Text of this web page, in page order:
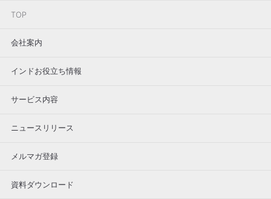
TOP
会社案内
インドお役立ち情報
サービス内容
ニュースリリース
メルマガ登録
資料ダウンロード